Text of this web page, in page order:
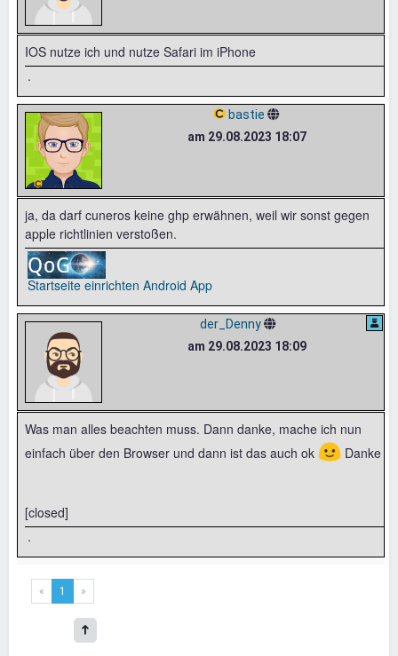
IOS nutze ich und nutze Safari im iPhone
.
bastie
am 29.08.2023 18:07
ja, da darf cuneros keine ghp erwähnen, weil wir sonst gegen
apple richtlinien verstoßen.
Startseite einrichten Android App
der_Denny
am 29.08.2023 18:09
Was man alles beachten muss. Dann danke, mache ich nun
einfach über den Browser und dann ist das auch ok 🙂 Danke
[closed]
.
« 1 »